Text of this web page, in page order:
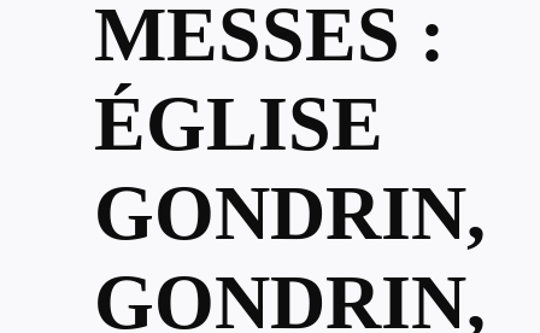
MESSES :
ÉGLISE
GONDRIN,
GONDRIN,